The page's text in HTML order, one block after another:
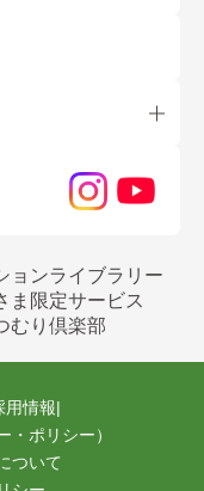
ョンライブラリー
ま限定サービス
むり倶楽部
用情報|
・ポリシー）
ついて